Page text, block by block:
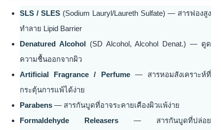
SLS / SLES (Sodium Lauryl/Laureth Sulfate) — สารฟองสูง
ทำลาย Lipid Barrier
Denatured Alcohol(SD Alcohol, Alcohol Denat.) — ดูด
ความชื้นออกจากผิว
Artificial Fragrance / Perfume— สารหอมสังเคราะห์ที่
กระตุ้นการแพ้ได้ง่าย
Parabens — สารกันบูดที่อาจระคายเคืองผิวแพ้ง่าย
Formaldehyde Releasers — สารกันบูดที่ปล่อย